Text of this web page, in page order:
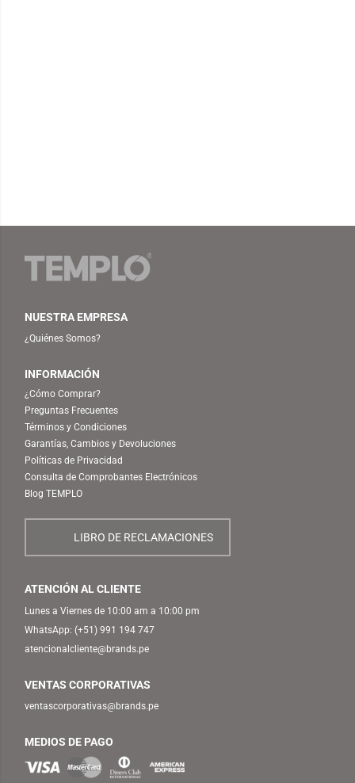
NUESTRA EMPRESA
¿Quiénes Somos?
INFORMACIÓN
¿Cómo Comprar?
Preguntas Frecuentes
Términos y Condiciones
Garantías, Cambios y Devoluciones
Políticas de Privacidad
Consulta de Comprobantes Electrónicos
Blog TEMPLO
LIBRO DE RECLAMACIONES
ATENCIÓN AL CLIENTE
Lunes a Viernes de 10:00 am a 10:00 pm
WhatsApp: (+51) 991 194 747
atencionalcliente@brands.pe
VENTAS CORPORATIVAS
ventascorporativas@brands.pe
MEDIOS DE PAGO